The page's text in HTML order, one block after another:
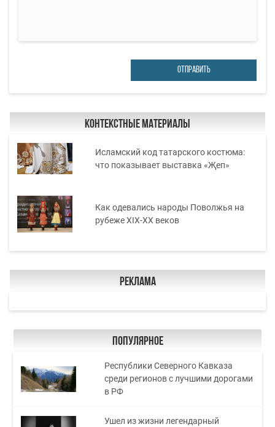
ОТПРАВИТЬ
Контекстные материалы
Исламский код татарского костюма:
что показывает выставка «Җеп»
Как одевались народы Поволжья на
рубеже XIX-XX веков
Реклама
Популярное
Республики Северного Кавказа
среди регионов с лучшими дорогами
в РФ
Ушел из жизни легендарный